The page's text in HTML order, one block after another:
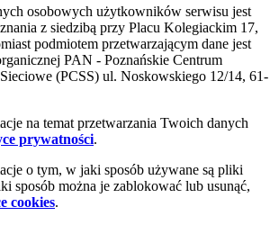
osobowych użytkowników serwisu jest
z siedzibą przy Placu Kolegiackim 17,
podmiotem przetwarzającym dane jest
PAN - Poznańskie Centrum
(PCSS) ul. Noskowskiego 12/14, 61-
na temat przetwarzania Twoich danych
prywatności.
o tym, w jaki sposób używane są pliki
sposób można je zablokować lub usunąć,
cookies.